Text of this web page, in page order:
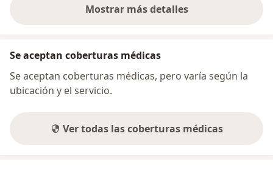
Mostrar más detalles
sobre la dirección
Se aceptan coberturas médicas
Se aceptan coberturas médicas, pero varía según la
ubicación y el servicio.
Ver todas las coberturas médicas